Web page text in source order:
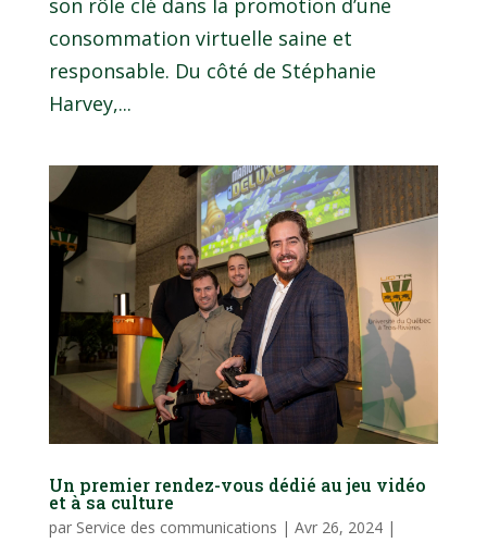
son rôle clé dans la promotion d’une
consommation virtuelle saine et
responsable. Du côté de Stéphanie
Harvey,...
Un premier rendez-vous dédié au jeu vidéo
et à sa culture
par Service des communications | Avr 26, 2024|